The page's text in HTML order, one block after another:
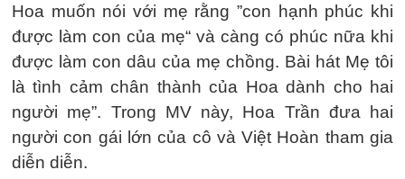
Hoa muốn nói với mẹ rằng ”con hạnh phúc khi
được làm con của mẹ“ và càng có phúc nữa khi
được làm con dâu của mẹ chồng. Bài hát Mẹ tôi
là tình cảm chân thành của Hoa dành cho hai
người mẹ”. Trong MV này, Hoa Trần đưa hai
người con gái lớn của cô và Việt Hoàn tham gia
diễn diễn.